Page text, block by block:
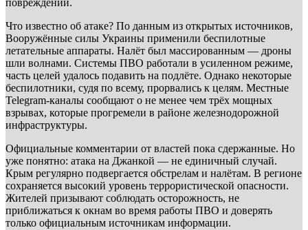
Что известно об атаке? По данным из открытых источников,
Вооружённые силы Украины применили беспилотные
летательные аппараты. Налёт был массированным — дроны
шли волнами. Системы ПВО работали в усиленном режиме,
часть целей удалось подавить на подлёте. Однако некоторые
беспилотники, судя по всему, прорвались к целям. Местные
Telegram-каналы сообщают о не менее чем трёх мощных
взрывах, которые прогремели в районе железнодорожной
инфраструктуры.
Официальные комментарии от властей пока сдержанные. Но
уже понятно: атака на Джанкой — не единичный случай.
Крым регулярно подвергается обстрелам и налётам. В регионе
сохраняется высокий уровень террористической опасности.
Жителей призывают соблюдать осторожность, не
приближаться к окнам во время работы ПВО и доверять
только официальным источникам информации.